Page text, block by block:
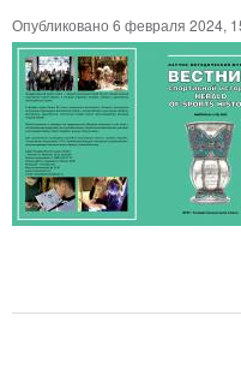
Опубликовано 6 февраля 2024,